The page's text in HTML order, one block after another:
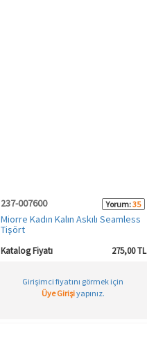
237-007600 Yorum:35
Miorre Kadın Kalın Askılı Seamless
Tişört
Katalog Fiyatı 275,00 TL
Girişimci fiyatını görmek için
Üye Girişiyapınız.